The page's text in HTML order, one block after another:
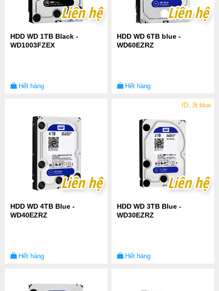
Liên hệ
Liên hệ
HDD WD 1TB Black -
WD1003FZEX
Hết hàng
Liên hệ
Liên hệ
HDD WD 6TB blue -
WD60EZRZ
Hết hàng
Liên hệ
Liên hệ
HDD WD 4TB Blue -
WD40EZRZ
Hết hàng
ID: 3t blue
Liên hệ
Liên hệ
HDD WD 3TB Blue -
WD30EZRZ
Hết hàng